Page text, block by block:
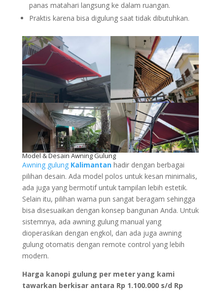
panas matahari langsung ke dalam ruangan.
Praktis karena bisa digulung saat tidak dibutuhkan.
Model & Desain Awning Gulung
Awning gulung Kalimantanhadir dengan berbagai
pilihan desain. Ada model polos untuk kesan minimalis,
ada juga yang bermotif untuk tampilan lebih estetik.
Selain itu, pilihan warna pun sangat beragam sehingga
bisa disesuaikan dengan konsep bangunan Anda. Untuk
sistemnya, ada awning gulung manual yang
dioperasikan dengan engkol, dan ada juga awning
gulung otomatis dengan remote control yang lebih
modern.
Harga kanopi gulung per meter yang kami
tawarkan berkisar antara Rp 1.100.000 s/d Rp